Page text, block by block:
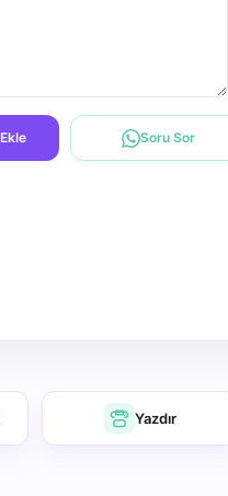
Soru Sor
Yazdır